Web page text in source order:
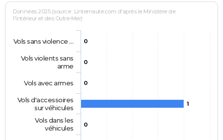
Données 2025 (source : Linternaute.com d'après le Ministère de
l'Intérieur et des Outre-Mer)
0
0
0
1
0
Vols sans violence …
Vols violents sans
arme
Vols avec armes
Vols d'accessoires
sur véhicules
Vols dans les
véhicules